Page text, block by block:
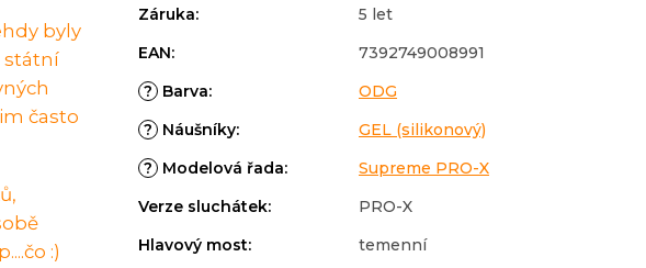
byly
státní
často
:)
Záruka:
5 let
EAN:
7392749008991
? Barva:
ODG
? Náušníky:
GEL (silikonový)
? Modelová řada:
Supreme PRO-X
Verze sluchátek:
PRO-X
Hlavový most:
temenní